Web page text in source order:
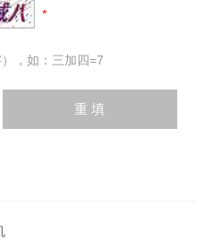
，如：三加四=7